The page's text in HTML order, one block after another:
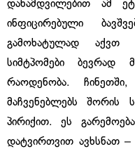
დანამდვილებით ამ
ინფიცირებული
გამოხატულად აქვთ
სიმტპომები ბევრად
რაოდენობა.
მაჩვენებლებს შორის
პირიქით. ეს
დატვირთვით ავხსნათ –